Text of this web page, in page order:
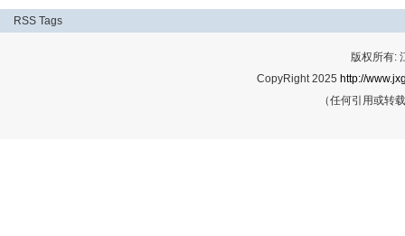
RSS Tags
版权所有:
CopyRight 2025 http://
（任何引用或转